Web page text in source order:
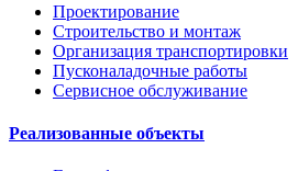
Проектирование
Строительство и монтаж
Организация транспортировки
Пусконаладочные работы
Сервисное обслуживание
Реализованные объекты